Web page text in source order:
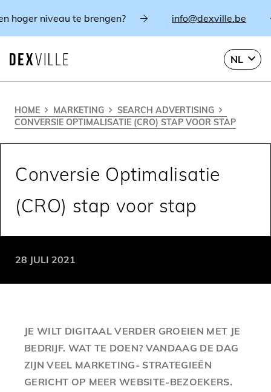
niveau te brengen? info@dexville.be
NL
HOME MARKETING
SEARCH ADVERTISING
CONVERSIE OPTIMALISATIE (CRO) STAP VOOR STAP
Conversie Optimalisatie
(CRO) stap voor stap
28 JULI 2021
JE WILT DIGITAAL VERDER GROEIEN MET JE
BEDRIJF. WAT TE DOEN? VANDAAG DE DAG
ZIJN VEEL MARKETING- STRATEGIEËN
GERICHT OP MEER WEBSITE-BEZOEKERS.